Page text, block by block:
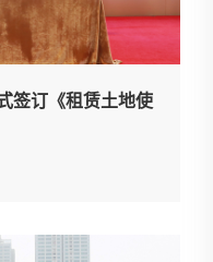
签订《租赁土地使